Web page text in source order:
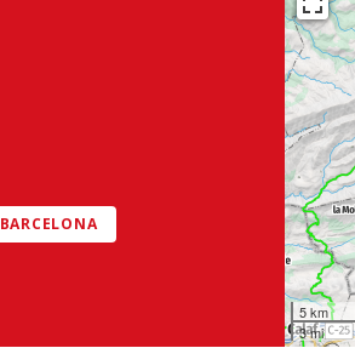
BARCELONA
5 km
3 mi